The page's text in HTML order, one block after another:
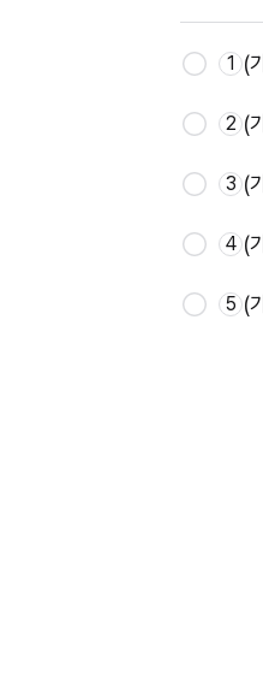
1 (
2 (
3 (
4 (
5 (